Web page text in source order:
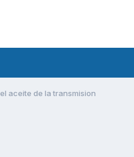
aceite de la transmision